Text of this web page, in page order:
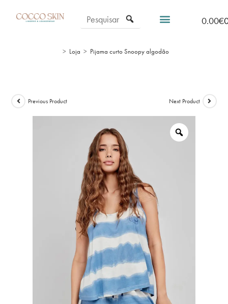
0.00€
> Loja > Pijama curto Snoopy algodão
Previous Product Next Product